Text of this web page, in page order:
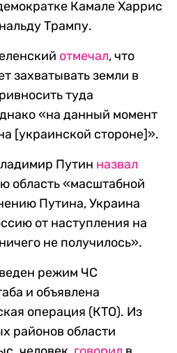
Камале Харрис
Трампу.
отмечал, что
захватывать земли в
туда
«на данный момент
[украинской стороне]».
Путин назвал
область «масштабной
Путина, Украина
от наступления на
не получилось».
режим ЧС
и объявлена
операция (КТО). Из
районов области